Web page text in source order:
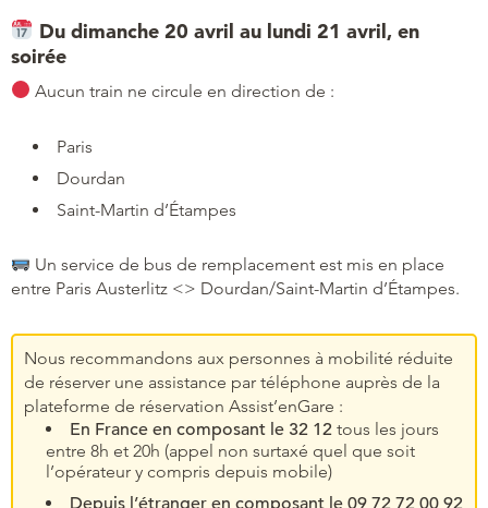
Du dimanche 20 avril au lundi 21 avril, en
soirée
Aucun train ne circule en direction de :
Paris
Dourdan
Saint-Martin d’Étampes
Un service de bus de remplacement est mis en place
entre Paris Austerlitz <> Dourdan/Saint-Martin d’Étampes.
Nous recommandons aux personnes à mobilité réduite
de réserver une assistance par téléphone auprès de la
plateforme de réservation Assist’enGare :
En France en composant le 32 12 tous les jours
entre 8h et 20h (appel non surtaxé quel que soit
l’opérateur y compris depuis mobile)
Depuis l’étranger en composant le 09 72 72 00 92